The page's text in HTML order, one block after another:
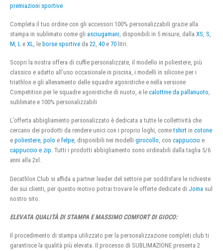
premiazioni sportive
Completa il tuo ordine con gli accessori 100% personalizzabili grazie alla
stampa in sublimato come gli asciugamani , disponibili in 5 misure, dalla XS S
M L e XL , le borse sportive da 22 40 e 70 litri.
Scopri la nostra offera di cuffie personalizzate, il modello in poliestere, più
classico e adatto all’uso occasionale in piscina, i modelli in silicone per i
triathlon e gli allenamento delle squadre agonistiche e nella versione
Competition per le squadre agonistiche di nuoto, e le calottine da pallanuoto,
sublimate e 100% personalizzabili
L’offerta abbigliamento personalizzato è dedicata a tutte le collettività che
cercano dei prodotti da rendere unici con i proprio loghi, cometshirt in cotone
e poliestere, polo e felpe, disponibili nei modelli girocollo, con cappuccio e
cappuccio e zip. Tutti i prodotti abbigliamento sono ordinabili dalla taglia 5/6
anni alla 2xl.
Decathlon Club si affida a partner leader del settore per soddisfare le richieste
dei sui clienti, per questo motivo potrai trovare le offerte dedicate di Joma sul
nostro sito.
ELEVATA QUALITÀ DI STAMPA E MASSIMO COMFORT DI GIOCO:
Il procedimento di stampa utilizzato per la personalizzazione completi club ti
garantisce la qualità più elevata. Il processo di SUBLIMAZIONE presenta 2